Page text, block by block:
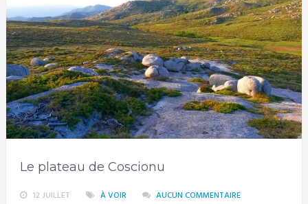
Le plateau de Coscionu
12 JUILLET À VOIR AUCUN COMMENTAIRE